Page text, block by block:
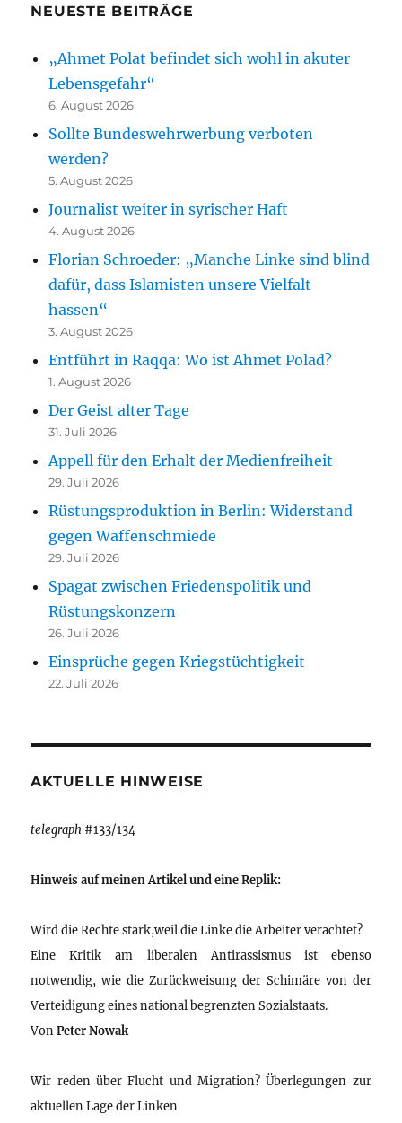
NEUESTE BEITRÄGE
„Ahmet Polat befindet sich wohl in akuter
Lebensgefahr“
6. August 2026
Sollte Bundeswehrwerbung verboten
werden?
5. August 2026
Journalist weiter in syrischer Haft
4. August 2026
Florian Schroeder: „Manche Linke sind blind
dafür, dass Islamisten unsere Vielfalt
hassen“
3. August 2026
Entführt in Raqqa: Wo ist Ahmet Polad?
1. August 2026
Der Geist alter Tage
31. Juli 2026
Appell für den Erhalt der Medienfreiheit
29. Juli 2026
Rüstungsproduktion in Berlin: Widerstand
gegen Waffenschmiede
29. Juli 2026
Spagat zwischen Friedenspolitik und
Rüstungskonzern
26. Juli 2026
Einsprüche gegen Kriegstüchtigkeit
22. Juli 2026
AKTUELLE HINWEISE
telegraph #133/134
Hinweis auf meinen Artikel und eine Replik:
Wird die Rechte stark,weil die Linke die Arbeiter verachtet?
Eine Kritik am liberalen Antirassismus ist ebenso
notwendig, wie die Zurückweisung der Schimäre von der
Verteidigung eines national begrenzten Sozialstaats.
VonPeter Nowak
Wir reden über Flucht und Migration? Überlegungen zur
aktuellen Lage der Linken